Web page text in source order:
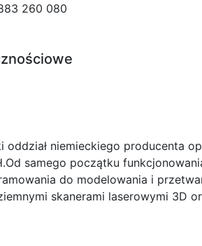
260 080
oddział niemieckiego producenta
samego początku
do modelowania i
skanerami laserowymi 3D